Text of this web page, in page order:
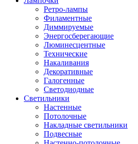
Ретро-лампы
Филаментные
Диммируемые
Энергосберегающие
Люминесцентные
Технические
Накаливания
Декоративные
Галогенные
Светодиодные
Светильники
Настенные
Потолочные
Накладные светильники
Подвесные